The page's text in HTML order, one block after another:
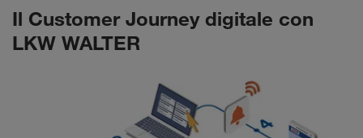
Il Customer Journey digitale con
LKW WALTER